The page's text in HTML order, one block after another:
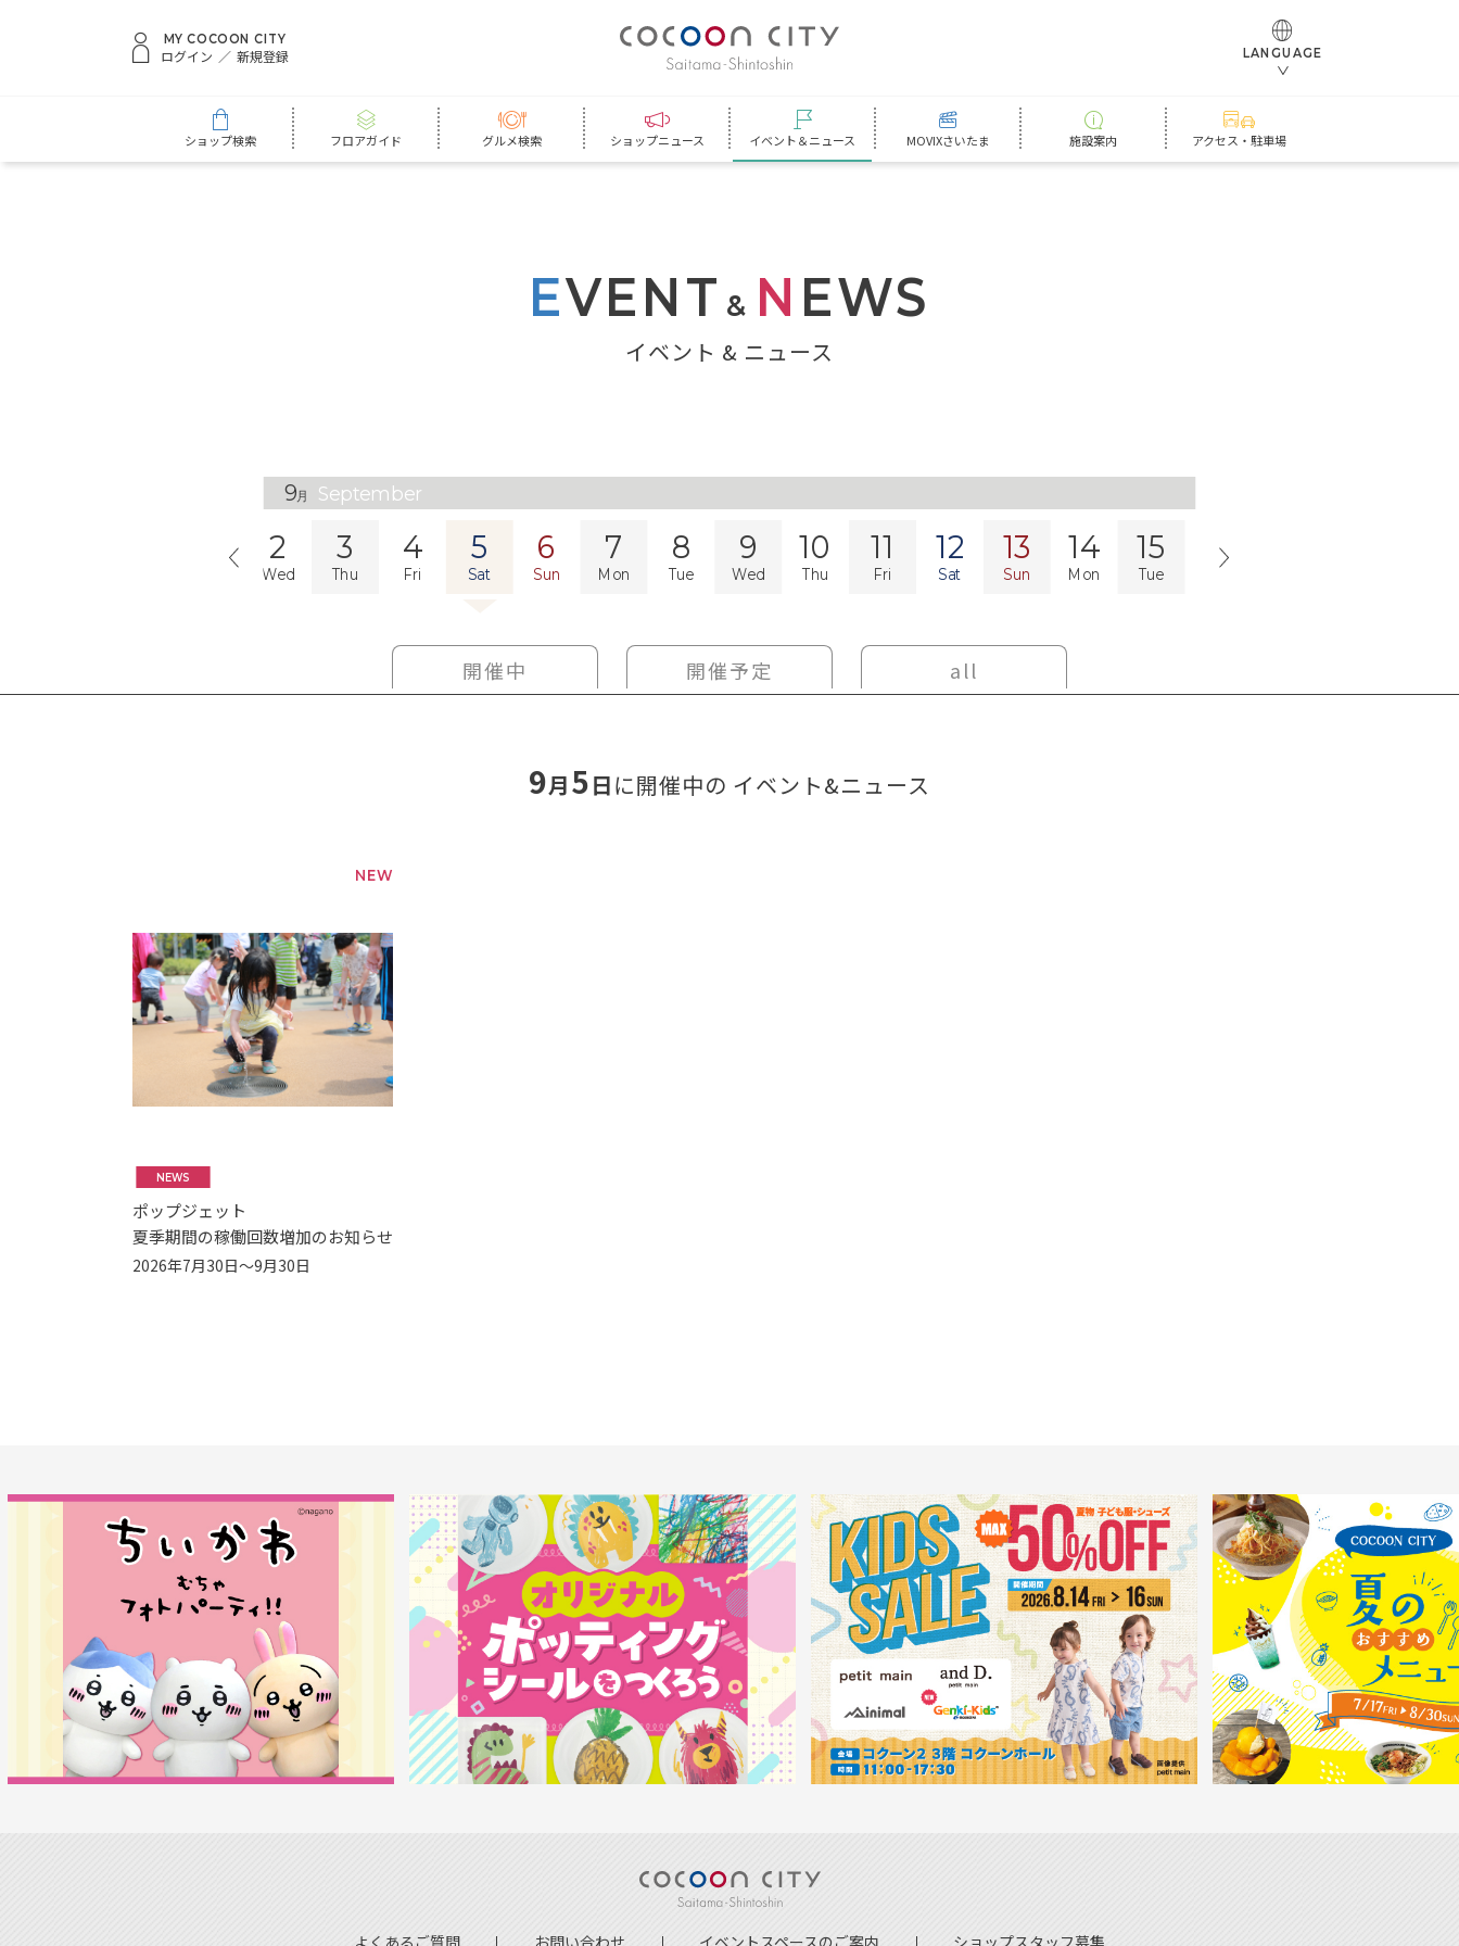
MY COCOON CITY
ログイン 新規登録 LANGUAGE
ショップ検索 フロアガイド グルメ検索 ショップニュース イベント＆ニュース MOVIXさいたま 施設案内 アクセス・駐車場
EVENT & N EWS
イベント & ニュース
9月 September
2
Wed
3
Thu
4
Fri
5
Sat
6
Sun
7
Mon
8
Tue
9
Wed
10
Thu
11
Fri
12
Sat
13
Sun
14
Mon
15
Tue
16
開催中 開催予定 all
9月5日に開催中の イベント&ニュース
NEW
NEWS
ポップジェット
夏季期間の稼働回数増加のお知らせ
2026年7月30日～9月30日
よくあるご質問 お問い合わせ イベントスペースのご案内 ショップスタッフ募集